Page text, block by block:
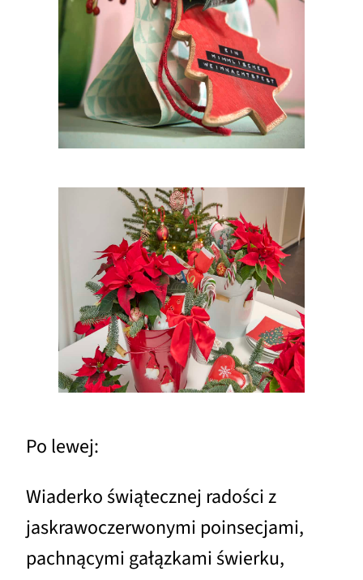
Po lewej:
Wiaderko świątecznej radości z
jaskrawoczerwonymi poinsecjami,
pachnącymi gałązkami świerku,